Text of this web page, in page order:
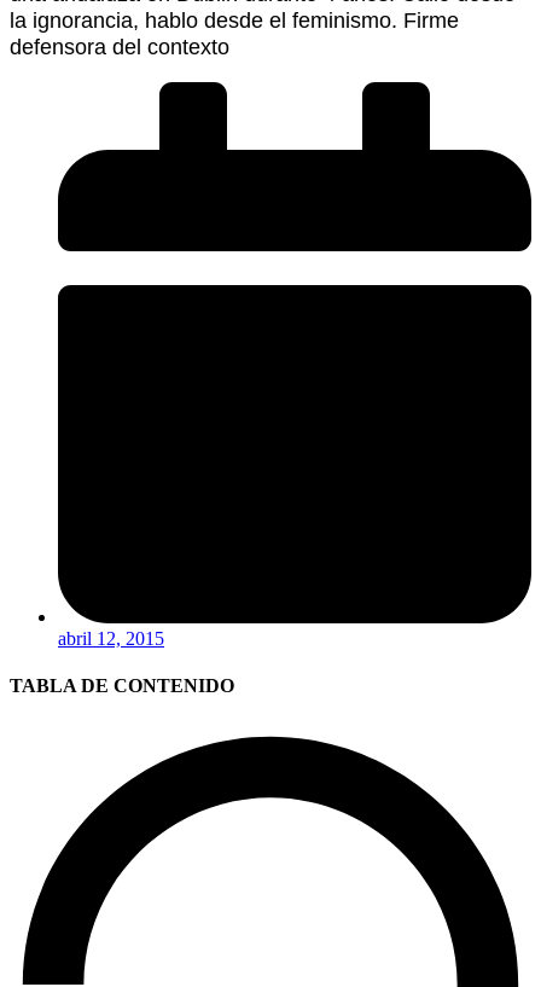
la ignorancia, hablo desde el feminismo. Firme
defensora del contexto
abril 12, 2015
TABLA DE CONTENIDO